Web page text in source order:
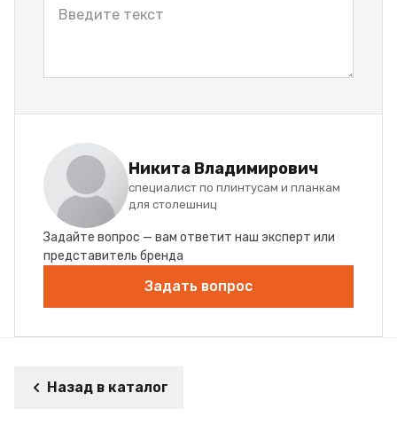
Никита Владимирович
специалист по плинтусам и планкам
для столешниц
Задайте вопрос — вам ответит наш эксперт или
представитель бренда
Задать вопрос
Назад в каталог